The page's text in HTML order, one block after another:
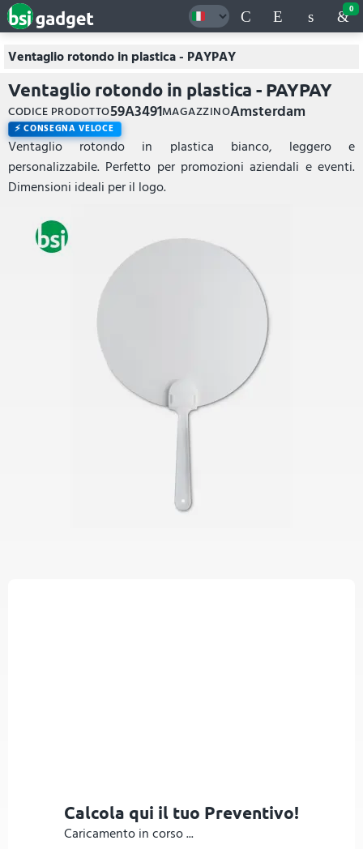
0
Ventaglio rotondo in plastica - PAYPAY
Ventaglio rotondo in plastica - PAYPAY
CODICE PRODOTTO59A3491MAGAZZINOAmsterdam
CONSEGNA VELOCE
Ventaglio rotondo in plastica bianco, leggero e
personalizzabile. Perfetto per promozioni aziendali e eventi.
Dimensioni ideali per il logo.
Calcola qui il tuo Preventivo!
Caricamento in corso ...